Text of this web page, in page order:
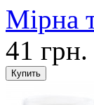
Мірна
41 грн.